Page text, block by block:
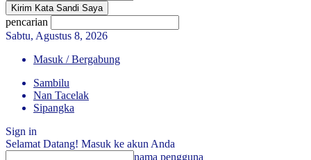
pencarian
Sabtu, Agustus 8, 2026
Masuk / Bergabung
Sambilu
Nan Tacelak
Sipangka
Sign in
Selamat Datang! Masuk ke akun Anda
nama pengguna